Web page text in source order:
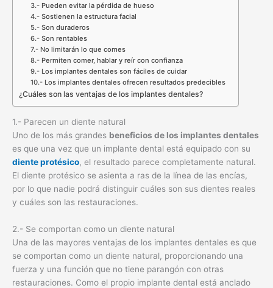
3.- Pueden evitar la pérdida de hueso
4.- Sostienen la estructura facial
5.- Son duraderos
6.- Son rentables
7.- No limitarán lo que comes
8.- Permiten comer, hablar y reír con confianza
9.- Los implantes dentales son fáciles de cuidar
10.- Los implantes dentales ofrecen resultados predecibles
¿Cuáles son las ventajas de los implantes dentales?
1.- Parecen un diente natural
Uno de los más grandes beneficios de los implantes dentales
es que una vez que un implante dental está equipado con su
diente protésico, el resultado parece completamente natural.
El diente protésico se asienta a ras de la línea de las encías,
por lo que nadie podrá distinguir cuáles son sus dientes reales
y cuáles son las restauraciones.
2.- Se comportan como un diente natural
Una de las mayores ventajas de los implantes dentales es que
se comportan como un diente natural, proporcionando una
fuerza y una función que no tiene parangón con otras
restauraciones. Como el propio implante dental está anclado